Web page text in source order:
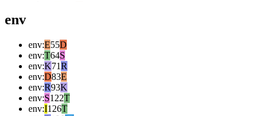
env
env:E55D
env:T64S
env:K71R
env:D83E
env:R93K
env:S122T
env:I126T